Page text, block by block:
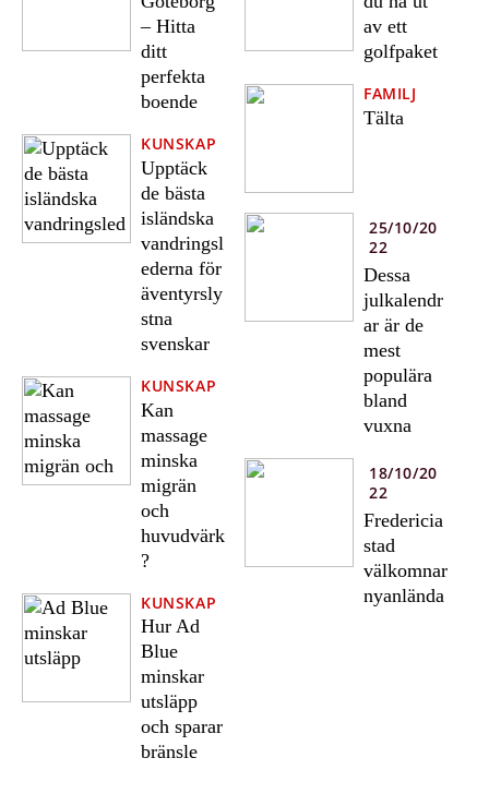
– Hitta
ditt
perfekta
boende
KUNSKAP
Upptäck
de bästa
isländska
vandringsl
ederna för
äventyrsly
stna
svenskar
KUNSKAP
Kan
massage
minska
migrän
och
huvudvärk
?
KUNSKAP
Hur Ad
Blue
minskar
utsläpp
och sparar
bränsle
av ett
golfpaket
FAMILJ
Tälta
25/10/20
22
Dessa
julkalendr
ar är de
mest
populära
bland
vuxna
18/10/20
22
Fredericia
stad
välkomnar
nyanlända